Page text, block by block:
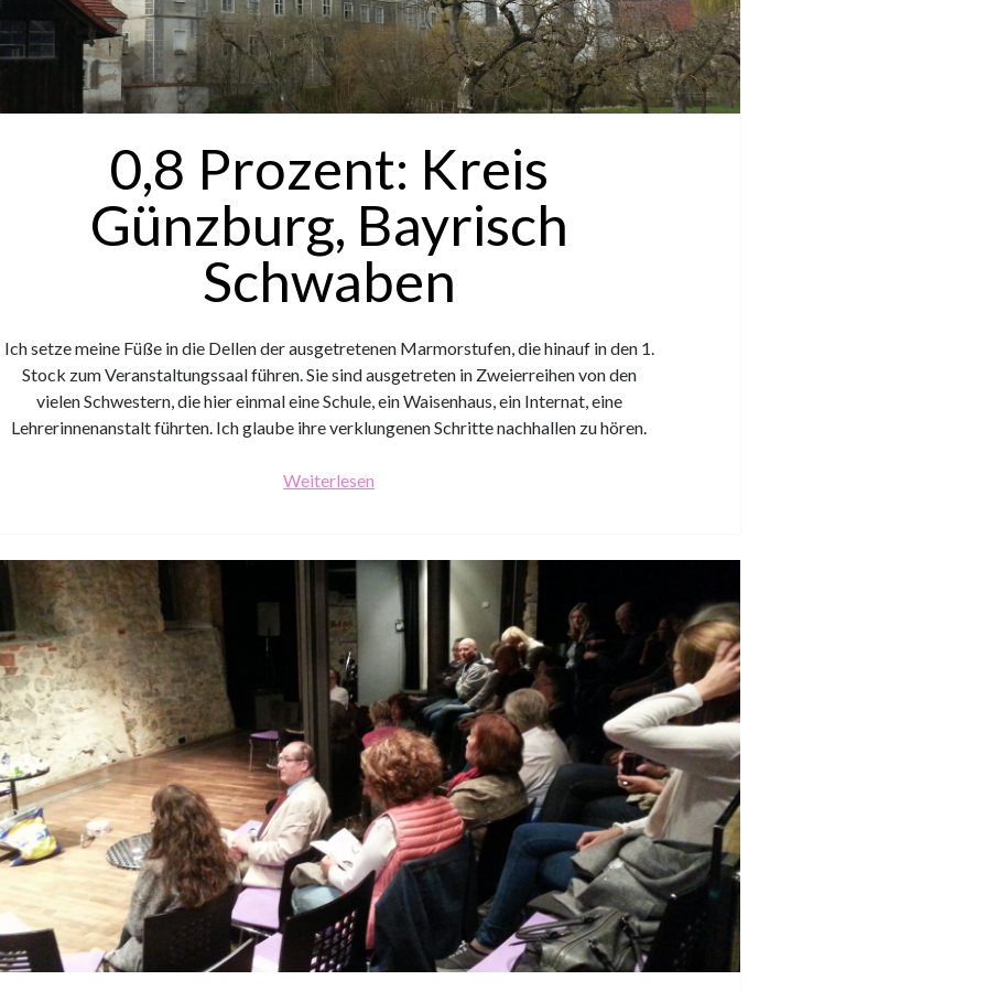
0,8 Prozent: Kreis
Günzburg, Bayrisch
Schwaben
Ich setze meine Füße in die Dellen der ausgetretenen Marmorstufen, die hinauf in den 1.
Stock zum Veranstaltungssaal führen. Sie sind ausgetreten in Zweierreihen von den
vielen Schwestern, die hier einmal eine Schule, ein Waisenhaus, ein Internat, eine
Lehrerinnenanstalt führten. Ich glaube ihre verklungenen Schritte nachhallen zu hören.
Weiterlesen
Günzburg,
Bayrisch